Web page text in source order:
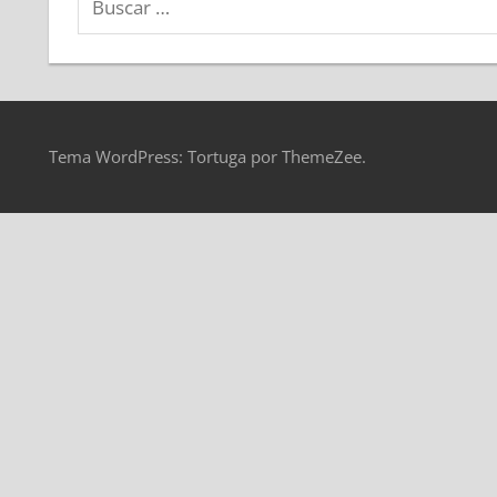
Tema WordPress: Tortuga por ThemeZee.